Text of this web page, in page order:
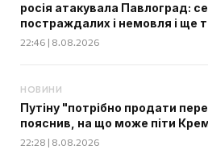
росія атакувала Павлоград:
постраждалих і немовля і ще
22:46 | 8.08.2026
НОВИНИ
Путіну "потрібно продати
пояснив, на що може піти
22:28 | 8.08.2026